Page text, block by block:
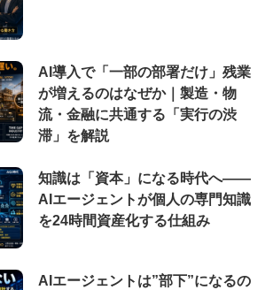
AI導入で「一部の部署だけ」残業
が増えるのはなぜか｜製造・物
流・金融に共通する「実行の渋
滞」を解説
知識は「資本」になる時代へ——
AIエージェントが個人の専門知識
を24時間資産化する仕組み
AIエージェントは”部下”になるの